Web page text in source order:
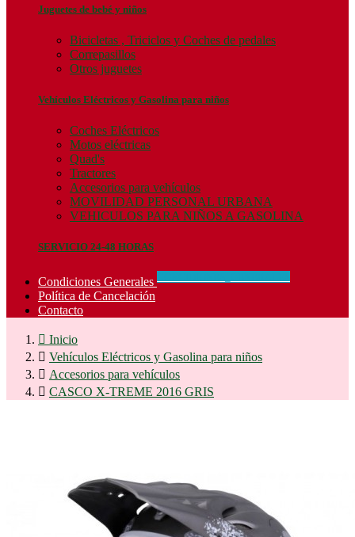
Juguetes de bebé y niños
Bicicletas , Triciclos y Coches de pedales
Correpasillos
Otros juguetes
Vehículos Eléctricos y Gasolina para niños
Coches Eléctricos
Motos eléctricas
Quad's
Tractores
Accesorios para vehículos
MOVILIDAD PERSONAL URBANA
VEHICULOS PARA NIÑOS A GASOLINA
SERVICIO 24-48 HORAS
Condiciones Generales
Política de Cancelación
Contacto
 Inicio
 Vehículos Eléctricos y Gasolina para niños
 Accesorios para vehículos
 CASCO X-TREME 2016 GRIS